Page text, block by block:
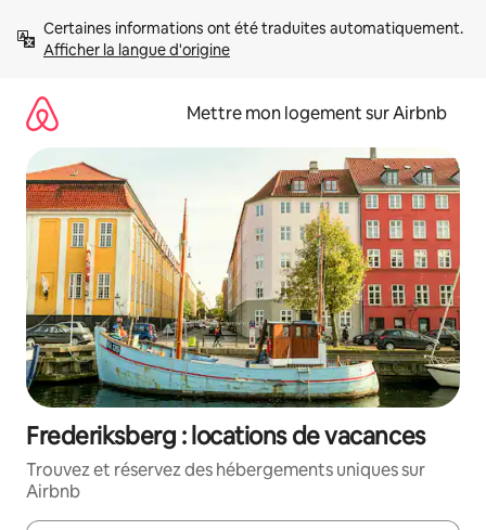
directement
Afficher la langue d'origine
Mettre mon logement sur Airbnb
Frederiksberg : locations de vacances
Trouvez et réservez des hébergements uniques sur
Airbnb